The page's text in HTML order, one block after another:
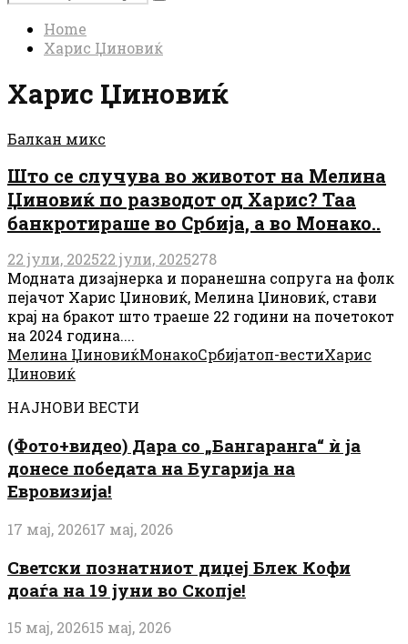
for:
Search
Home
Харис Џиновиќ
Харис Џиновиќ
Балкан микс
Што се случува во животот на Мелина
Џиновиќ по разводот од Харис? Таа
банкротираше во Србија, а во Монако..
22 јули, 202522 јули, 2025278
Модната дизајнерка и поранешна сопруга на фолк
пејачот Харис Џиновиќ, Мелина Џиновиќ, стави
крај на бракот што траеше 22 години на почетокот
на 2024 година....
Мелина ЏиновиќМонакоСрбијатоп-вестиХарис
Џиновиќ
НАЈНОВИ ВЕСТИ
(Фото+видео) Дара со „Бангаранга“ ѝ ја
донесе победата на Бугарија на
Евровизија!
17 мај, 202617 мај, 2026
Светски познатниот диџеј Блек Кофи
доаѓа на 19 јуни во Скопје!
15 мај, 202615 мај, 2026